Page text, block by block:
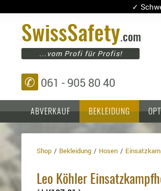
✓
SwissSafety.com
...vom Profi für Profis!
✆ 061 - 905 80 40
ABVERKAUF BEKLEIDUNG
Einlagen,
Kopfschutz
Holster
Grundplatten
Shop Bekleidung Hosen
Leo Köhler